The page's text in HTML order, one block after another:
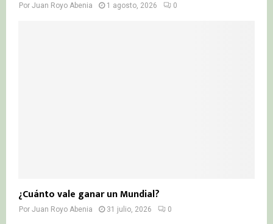
Por Juan Royo Abenia 1 agosto, 2026 0
¿Cuánto vale ganar un Mundial?
Por Juan Royo Abenia 31 julio, 2026 0